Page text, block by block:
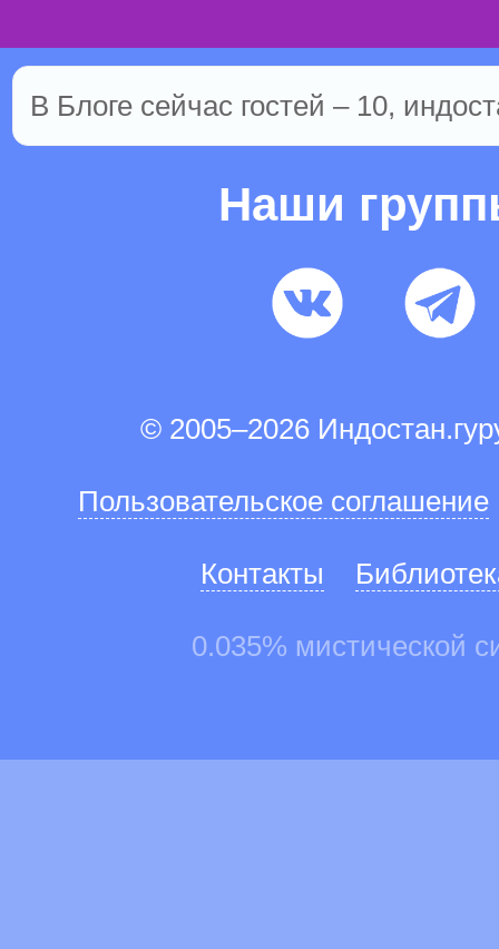
В Блоге сейчас гостей – 10,
Наши
© 2005–2026
Пользовательское соглашение
Контакты
0.035% мистической